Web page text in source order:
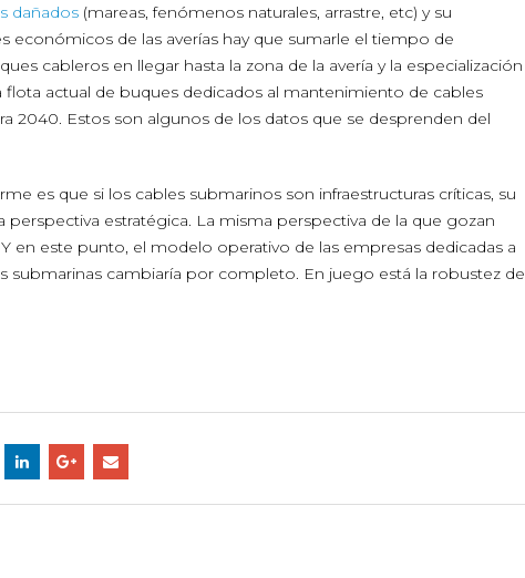
dañados (mareas, fenómenos naturales, arrastre, etc) y su
económicos de las averías hay que sumarle el tiempo de
cableros en llegar hasta la zona de la avería y la especialización
actual de buques dedicados al mantenimiento de cables
2040. Estos son algunos de los datos que se desprenden del
es que si los cables submarinos son infraestructuras críticas, su
estratégica. La misma perspectiva de la que gozan
en este punto, el modelo operativo de las empresas dedicadas a
submarinas cambiaría por completo. En juego está la robustez de